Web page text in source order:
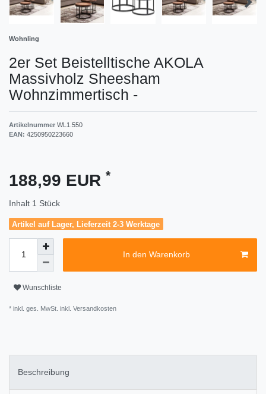
Wohnling
2er Set Beistelltische AKOLA
Massivholz Sheesham
Wohnzimmertisch -
Artikelnummer WL1.550
EAN: 4250950223660
188,99 EUR *
Inhalt 1 Stück
Artikel auf Lager, Lieferzeit 2-3 Werktage
In den Warenkorb
Wunschliste
* inkl. ges. MwSt. inkl. Versandkosten
Beschreibung